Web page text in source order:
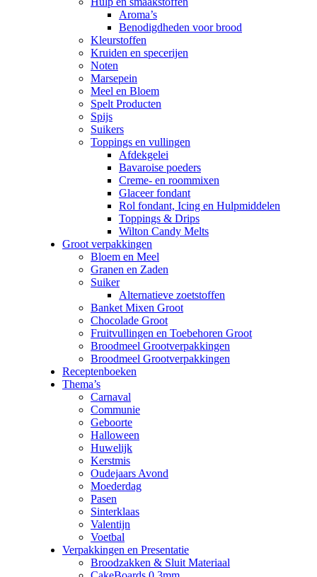
Aroma’s
Benodigdheden voor brood
Kleurstoffen
Kruiden en specerijen
Noten
Marsepein
Meel en Bloem
Spelt Producten
Spijs
Suikers
Toppings en vullingen
Afdekgelei
Bavaroise poeders
Creme- en roommixen
Glaceer fondant
Rol fondant, Icing en Hulpmiddelen
Toppings & Drips
Wilton Candy Melts
Groot verpakkingen
Bloem en Meel
Granen en Zaden
Suiker
Alternatieve zoetstoffen
Banket Mixen Groot
Chocolade Groot
Fruitvullingen en Toebehoren Groot
Broodmeel Grootverpakkingen
Broodmeel Grootverpakkingen
Receptenboeken
Thema’s
Carnaval
Communie
Geboorte
Halloween
Huwelijk
Kerstmis
Oudejaars Avond
Moederdag
Pasen
Sinterklaas
Valentijn
Voetbal
Verpakkingen en Presentatie
Broodzakken & Sluit Materiaal